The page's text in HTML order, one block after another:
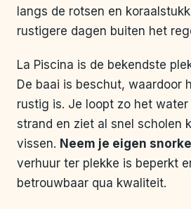
langs de rotsen en
rustigere dagen buiten het
La Piscina is de bekendste
De baai is beschut, waardoor
rustig is. Je loopt zo het
strand en ziet al snel scholen
vissen. Neem je eigen
verhuur ter plekke is beperkt
betrouwbaar qua kwaliteit.